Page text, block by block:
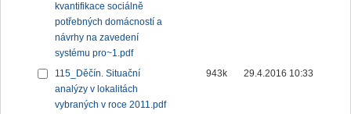
kvantifikace sociálně
potřebných domácností a
návrhy na zavedení
systému pro~1.pdf
115_Děčín. Situační
analýzy v lokalitách
vybraných v roce 2011.pdf
943k 29.4.2016 10:33